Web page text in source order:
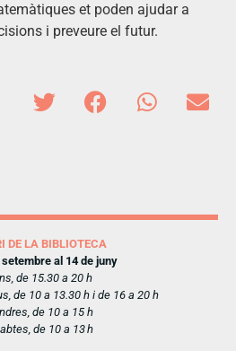
et poden ajudar a
i preveure el futur.
DE LA BIBLIOTECA
setembre al 14 de juny
de 15.30 a 20 h
de 10 a 13.30 h i de 16 a 20 h
de 10 a 15 h
de 10 a 13 h